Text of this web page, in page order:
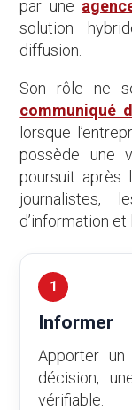
par une
solution
diffusion.
Son rôle ne
communiqué
lorsque
possède une
poursuit après
journalistes,
d’information et
1
Informer
Apporter un
décision,
vérifiable.